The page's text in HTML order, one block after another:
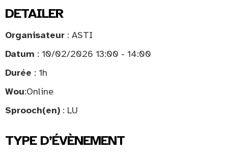
DETAILER
Organisateur : ASTI
Datum : 10/02/2026 13:00 - 14:00
Durée : 1h
Wou:Online
Sprooch(en) : LU
TYPE D’ÉVÈNEMENT